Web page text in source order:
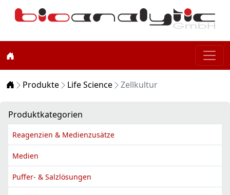
Home
Produkte Life Science Zellkultur
Produktkategorien
Reagenzien & Medienzusätze
Medien
Puffer- & Salzlösungen